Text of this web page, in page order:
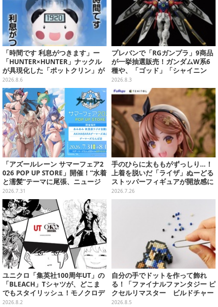
「時間です 利息がつきます」ー
「HUNTER×HUNTER」ナックル
が具現化した「ポットクリン」が
貯金箱としてプライズ展開
2026.8.6
プレバンで「RGガンプラ」9商品
が一挙抽選販売！ガンダムW系6
種や、「ゴッド」「シャイニン
グ」も
2026.8.3
「アズールレーン サマーフェア2
026 POP UP STORE」開催！“水着
と濡髪”テーマに尾張、ニュージ
ャージーなど新規描き下ろしイラ
ストグッズ販売
2026.7.31
手のひらに太ももがずっしり…！
上着を脱いだ「ライザ」ぬーどる
ストッパーフィギュアが開放感に
あふれてる
2026.7.26
ユニクロ「集英社100周年UT」の
「BLEACH」Tシャツが、どこま
でもスタイリッシュ！モノクロデ
ザインもクール
2026.8.2
自分の手でドットを作って飾れ
る！「ファイナルファンタジー ピ
クセルリマスター ビルドチャー
ムコレクション Vol.3」が予約
2026.8.5